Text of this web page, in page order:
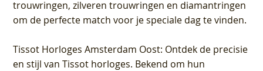
trouwringen, zilveren trouwringen en diamantringen
om de perfecte match voor je speciale dag te vinden.
Tissot Horloges Amsterdam Oost: Ontdek de precisie
en stijl van Tissot horloges. Bekend om hun